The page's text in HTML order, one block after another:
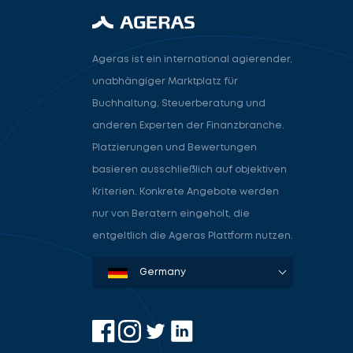
Ageras ist ein international agierender,
unabhängiger Marktplatz für
Buchhaltung, Steuerberatung und
anderen Experten der Finanzbranche.
Platzierungen und Bewertungen
basieren ausschließlich auf objektiven
Kriterien. Konkrete Angebote werden
nur von Beratern eingeholt, die
entgeltlich die Ageras Plattform nutzen.
Denmark
Sweden
Norway
Netherlands
Germany
USA